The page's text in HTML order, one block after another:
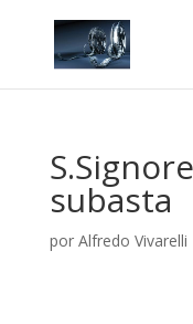
subasta
por Alfredo Vivarelli